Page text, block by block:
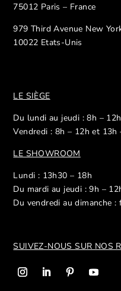
75012 Paris – France
979 Third Avenue New
10022 Etats-Unis
LE SIÈGE
Du lundi au jeudi : 8h –
Vendredi : 8h – 12h et 13h
LE SHOWROOM
Lundi : 13h30 – 18h
Du mardi au jeudi : 9h –
Du vendredi au dimanche :
SUIVEZ-NOUS SUR NOS R